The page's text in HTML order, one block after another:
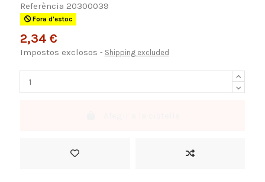
Referència 20300039
Fora d'estoc
2,34 €
Impostos exclosos Shipping excluded